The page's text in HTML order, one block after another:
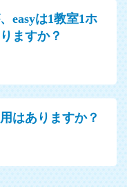
easyは1教室1ホ
ますか？
はありますか？